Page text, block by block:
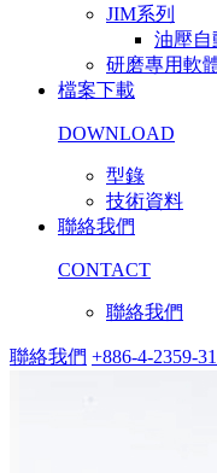
JIM系列
油壓自
研磨專用軟
檔案下載
DOWNLOAD
型錄
技術資料
聯絡我們
CONTACT
聯絡我們
聯絡我們 +886-4-2359-